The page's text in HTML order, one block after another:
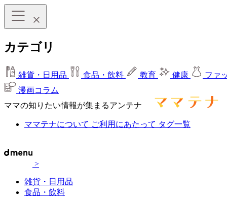
カテゴリ
雑貨・日用品 食品・飲料 教育 健康
ファ
漫画コラム
ママの知りたい情報が集まるアンテナ
ママテナについて ご利用にあたって タグ一覧
>
雑貨・日用品
食品・飲料